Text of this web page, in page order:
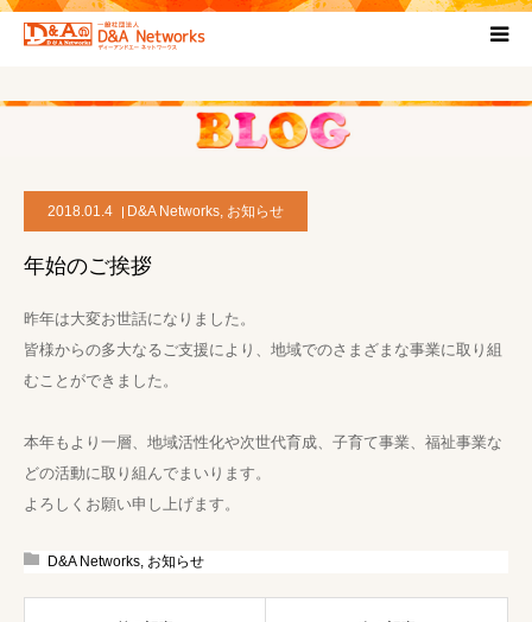
2018.01.4 D&A Networks, お知らせ
年始のご挨拶
昨年は大変お世話になりました。
皆様からの多大なるご支援により、地域でのさまざまな事業に取り組
むことができました。
本年もより一層、地域活性化や次世代育成、子育て事業、福祉事業な
どの活動に取り組んでまいります。
よろしくお願い申し上げます。
D&A Networks, お知らせ
HOME
プロジェクト概要
お問い合わせ
ブログ
プライバシーポリシー